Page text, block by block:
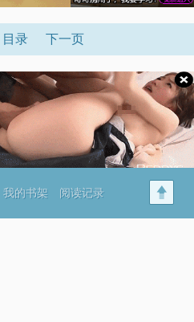
目录 下一页
我的书架 阅读记录